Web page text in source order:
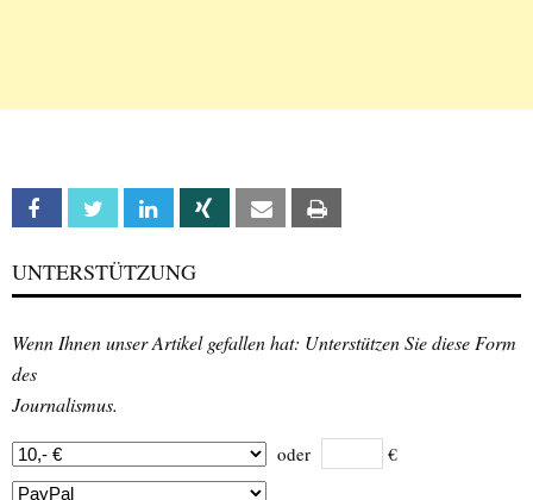
Facebook Twitter Linkedin Xing Email
UNTERSTÜTZUNG
Wenn Ihnen unser Artikel gefallen hat: Unterstützen Sie diese Form
des
Journalismus.
oder €